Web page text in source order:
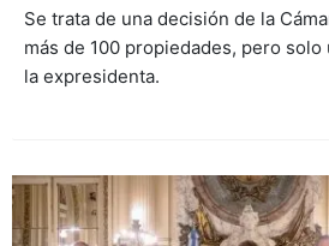
Se trata de una decisión de la
más de 100 propiedades, pero solo
la expresidenta.